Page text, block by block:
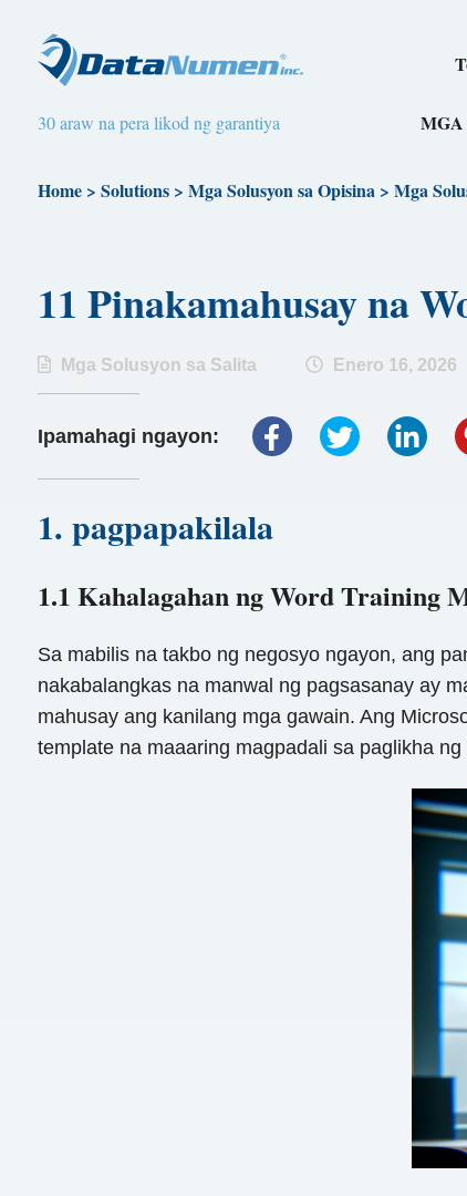
30 araw na pera likod ng garantiya
Home > Solutions> Mga Solusyon sa Opisina> Mga
11 Pinakamahusay na
Mga Solusyon sa Salita Enero 16, 2026
Ipamahagi ngayon:
1. pagpapakilala
1.1 Kahalagahan ng Word Training
Sa mabilis na takbo ng negosyo ngayon, ang
nakabalangkas na manwal ng pagsasanay ay
mahusay ang kanilang mga gawain. Ang
template na maaaring magpadali sa paglikha